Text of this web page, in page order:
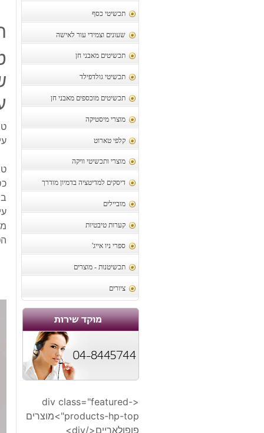
תכשיטי כסף
שעונים וצמידי עור לאישה
תכשיטים מאבני חן
תכשיטי גולדפילד
תכשיטים מוכספים מאבני חן
מוצרי מיסטיקה
קלפי טארוט
מוצרי ותכשיטי וויקה
דיסקים למדיטציה בדמיון מודרך
מוביילים
קערות טיבטיות
ספרי ניו אייג'
תכשיטנות - מוצרים
ציורים
<div class="featured-
products-hp-top">מוצרים
פופולאריים</div>
כסף 925